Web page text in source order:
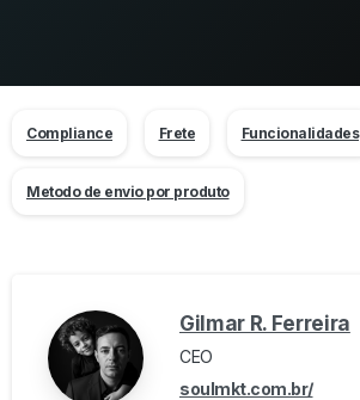
Compliance Frete Funcionalidades
Metodo de envio por produto
Gilmar R. Ferreira
CEO
soulmkt.com.br/